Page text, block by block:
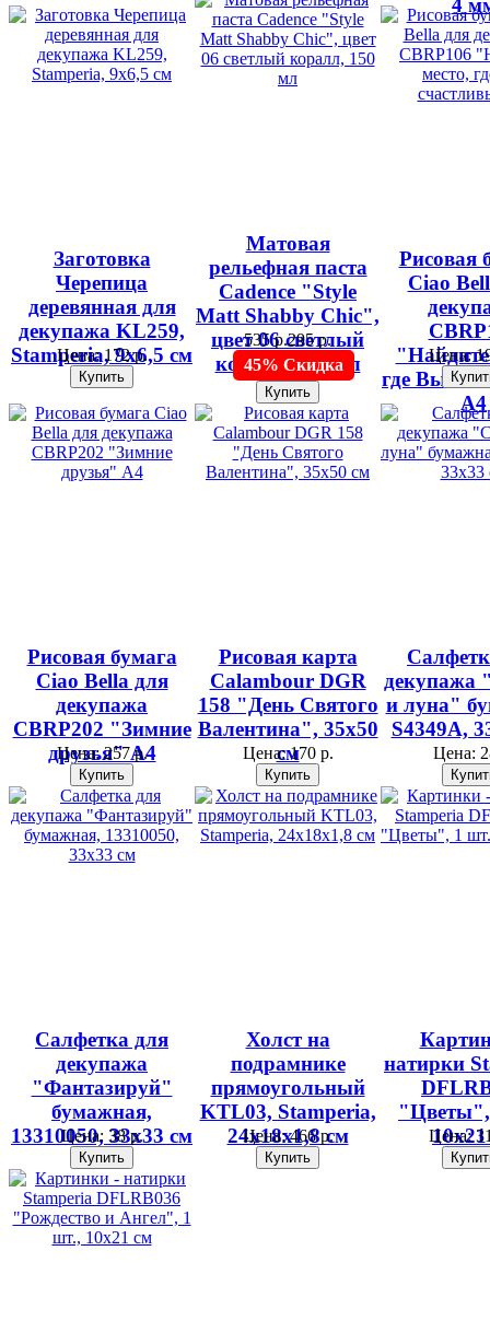
4
Заготовка
Черепица
деревянная для
декупажа KL259,
Stamperia, 9х6,5 см
Цена:172 р.
Матовая
рельефная паста
Cadence "Style
Matt Shabby Chic",
цвет 06 светлый
коралл, 150 мл
535 р.295 р.
45% Скидка
Рисовая
Ciao
"Найдите
где Вы
А4
Цена:
Рисовая бумага
Ciao Bella для
декупажа
CBRP202 "Зимние
друзья" А4
Цена:257 р.
Рисовая карта
Calambour DGR
158 "День Святого
Валентина", 35х50
см
Цена:170 р.
декупажа
и луна"
S4349A,
Цена:
Салфетка для
декупажа
"Фантазируй"
бумажная,
13310050, 33х33 см
Цена: 38 р.
Холст на
подрамнике
прямоугольный
KTL03, Stamperia,
24х18х1,8 см
Цена:466 р.
натирки
Цена: